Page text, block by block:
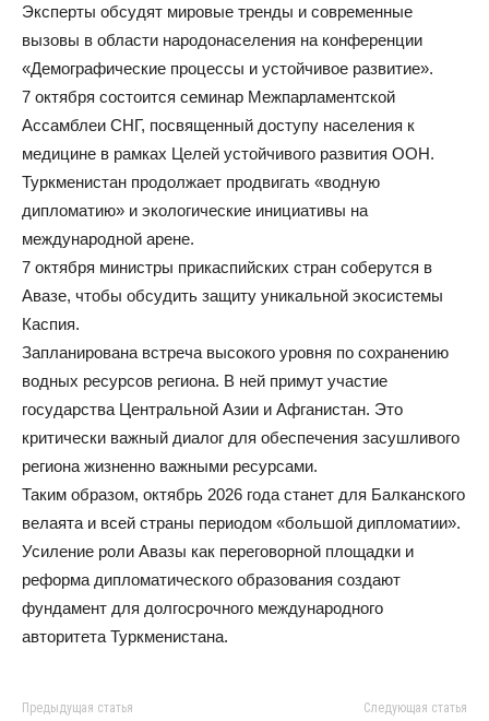
Эксперты обсудят мировые тренды и современные
вызовы в области народонаселения на конференции
«Демографические процессы и устойчивое развитие».
7 октября состоится семинар Межпарламентской
Ассамблеи СНГ, посвященный доступу населения к
медицине в рамках Целей устойчивого развития ООН.
Туркменистан продолжает продвигать «водную
дипломатию» и экологические инициативы на
международной арене.
7 октября министры прикаспийских стран соберутся в
Авазе, чтобы обсудить защиту уникальной экосистемы
Каспия.
Запланирована встреча высокого уровня по сохранению
водных ресурсов региона. В ней примут участие
государства Центральной Азии и Афганистан. Это
критически важный диалог для обеспечения засушливого
региона жизненно важными ресурсами.
Таким образом, октябрь 2026 года станет для Балканского
велаята и всей страны периодом «большой дипломатии».
Усиление роли Авазы как переговорной площадки и
реформа дипломатического образования создают
фундамент для долгосрочного международного
авторитета Туркменистана.
Предыдущая статья Следующая статья